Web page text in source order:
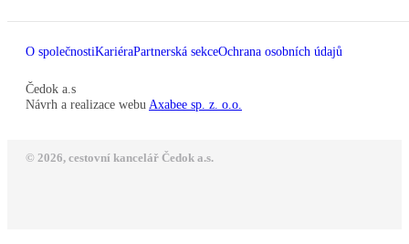
O společnostiKariéraPartnerská sekceOchrana osobních údajů
Čedok a.s
Návrh a realizace webu Axabee sp. z. o.o.
© 2026, cestovní kancelář Čedok a.s.